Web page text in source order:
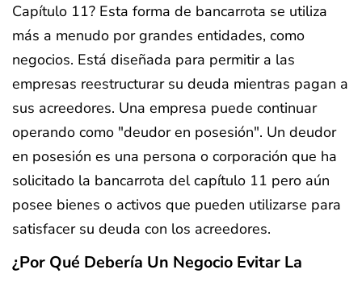
Capítulo 11? Esta forma de bancarrota se utiliza
más a menudo por grandes entidades, como
negocios. Está diseñada para permitir a las
empresas reestructurar su deuda mientras pagan a
sus acreedores. Una empresa puede continuar
operando como "deudor en posesión". Un deudor
en posesión es una persona o corporación que ha
solicitado la bancarrota del capítulo 11 pero aún
posee bienes o activos que pueden utilizarse para
satisfacer su deuda con los acreedores.
¿Por Qué Debería Un Negocio Evitar La